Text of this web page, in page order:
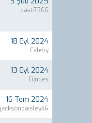
dasti7366
18 Eyl 2024
Caleby
13 Eyl 2024
Cijntjes
16 Tem 2024
jacksonpaisley46